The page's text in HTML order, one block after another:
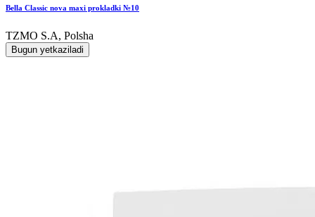
Bella Classic nova maxi prokladki №10
TZMO S.A, Polsha
Bugun yetkaziladi